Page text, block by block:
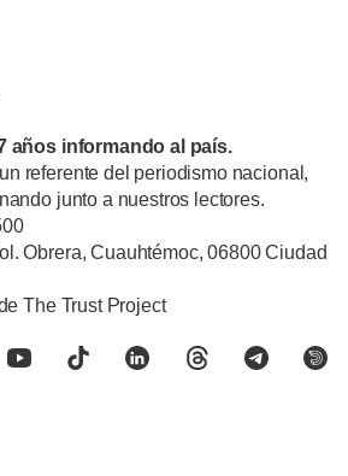
años informando al país.
referente del periodismo nacional,
junto a nuestros lectores.
Obrera, Cuauhtémoc, 06800 Ciudad
The Trust Project